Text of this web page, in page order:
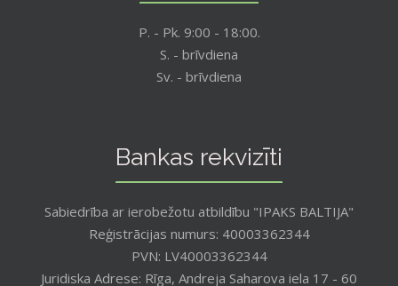
P. - Pk. 9:00 - 18:00.
S. - brīvdiena
Sv. - brīvdiena
Bankas rekvizīti
Sabiedrība ar ierobežotu atbildību "IPAKS BALTIJA"
Reģistrācijas numurs: 40003362344
PVN: LV40003362344
Juridiska Adrese: Rīga, Andreja Saharova iela 17 - 60